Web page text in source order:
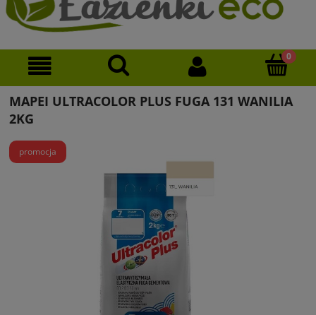
MAPEI ULTRACOLOR PLUS FUGA 131 WANILIA
2KG
promocja